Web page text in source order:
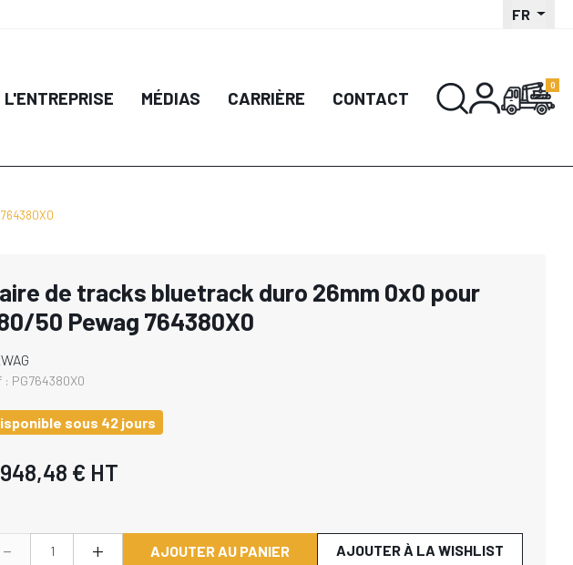
FR
L'ENTREPRISE MÉDIAS CARRIÈRE CONTACT
de tracks bluetrack duro 26mm 0x0 pour
50 Pewag 764380X0
: PG764380X0
sous 42 jours
€ HT
- + AJOUTER AU PANIER AJOUTER À LA WISHLIST